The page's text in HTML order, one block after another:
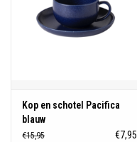
Kop en schotel Pacifica
blauw
€15,95 €7,95